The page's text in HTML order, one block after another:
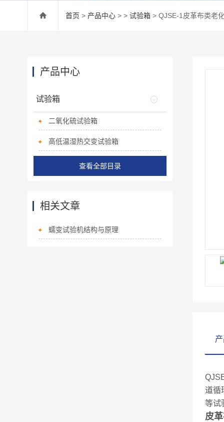
首页 > 产品中心 > > 试验箱 > QJSE-1皮革布类老
道循
等试
皮
产品中心
试验箱
二氧化硫试验箱
高低温湿热交变试验箱
查看全部目录
相关文章
蠕变试验机结构与原理